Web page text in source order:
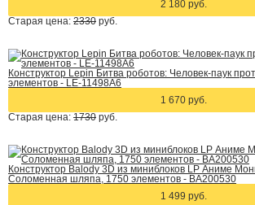
2 180 руб.
Старая цена: 2330 руб.
Конструктор Lepin Битва роботов: Человек-паук
элементов - LE-11498A6
1 670 руб.
Старая цена: 1730 руб.
Конструктор Balody 3D из миниблоков LP Аниме
Соломенная шляпа, 1750 элементов - BA200530
1 499 руб.